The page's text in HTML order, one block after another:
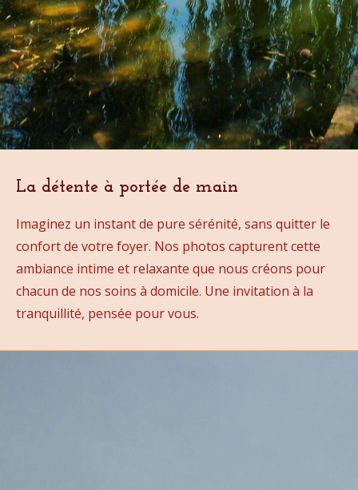
La détente à portée de main
Imaginez un instant de pure sérénité, sans quitter le
confort de votre foyer. Nos photos capturent cette
ambiance intime et relaxante que nous créons pour
chacun de nos soins à domicile. Une invitation à la
tranquillité, pensée pour vous.